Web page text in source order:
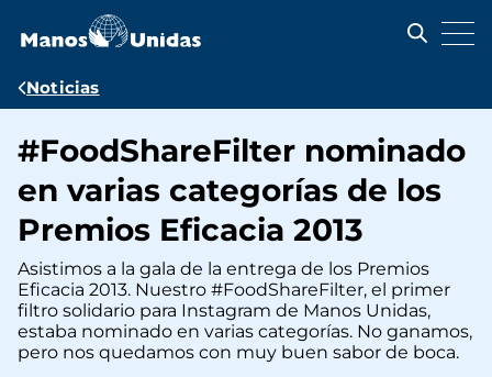
contenido
Ruta
navegación
Noticias
#FoodShareFilter nominado
en varias categorías de los
Premios Eficacia 2013
Asistimos a la gala de la entrega de los Premios
Eficacia 2013. Nuestro #FoodShareFilter, el primer
filtro solidario para Instagram de Manos Unidas,
estaba nominado en varias categorías. No ganamos,
pero nos quedamos con muy buen sabor de boca.